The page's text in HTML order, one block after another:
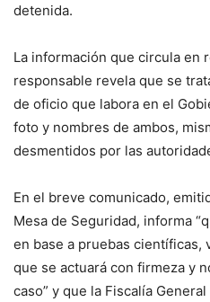
detenida.
La información que circula en
responsable revela que se
de oficio que labora en el
foto y nombres de ambos,
desmentidos por las
En el breve comunicado,
Mesa de Seguridad, informa
en base a pruebas científicas,
que se actuará con firmeza y
caso” y que la Fiscalía